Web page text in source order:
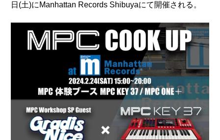
日(土)にManhattan Records Shibuyaにて開催される。